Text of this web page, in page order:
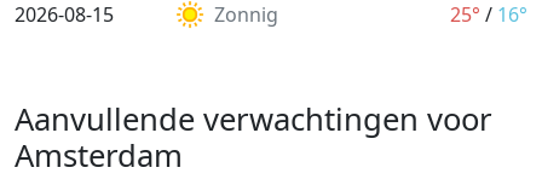
2026-08-15 Zonnig 25° / 16°
Aanvullende verwachtingen voor
Amsterdam